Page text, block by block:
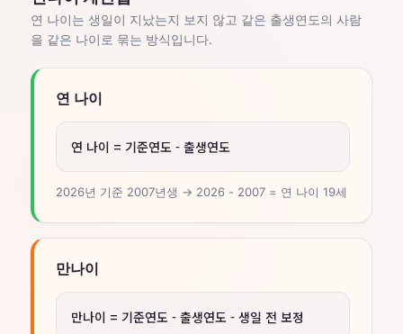
연 나이는 생일이 지났는지 보지 않고 같은 출생연도의 사람
을 같은 나이로 묶는 방식입니다.
연 나이
연 나이 = 기준연도 - 출생연도
2026년 기준 2007년생 → 2026 - 2007 = 연 나이 19세
만나이
만나이 = 기준연도 - 출생연도 - 생일 전 보정